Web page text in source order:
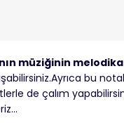
müziğinin
bu
de çalım